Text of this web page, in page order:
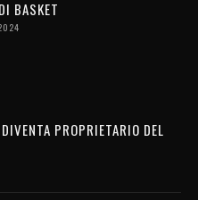
BASKET
PROPRIETARIO DEL